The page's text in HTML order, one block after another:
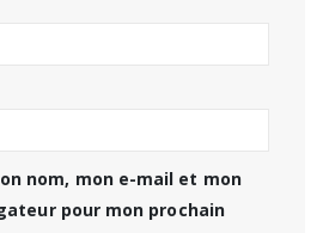
nom, mon e-mail et mon
pour mon prochain